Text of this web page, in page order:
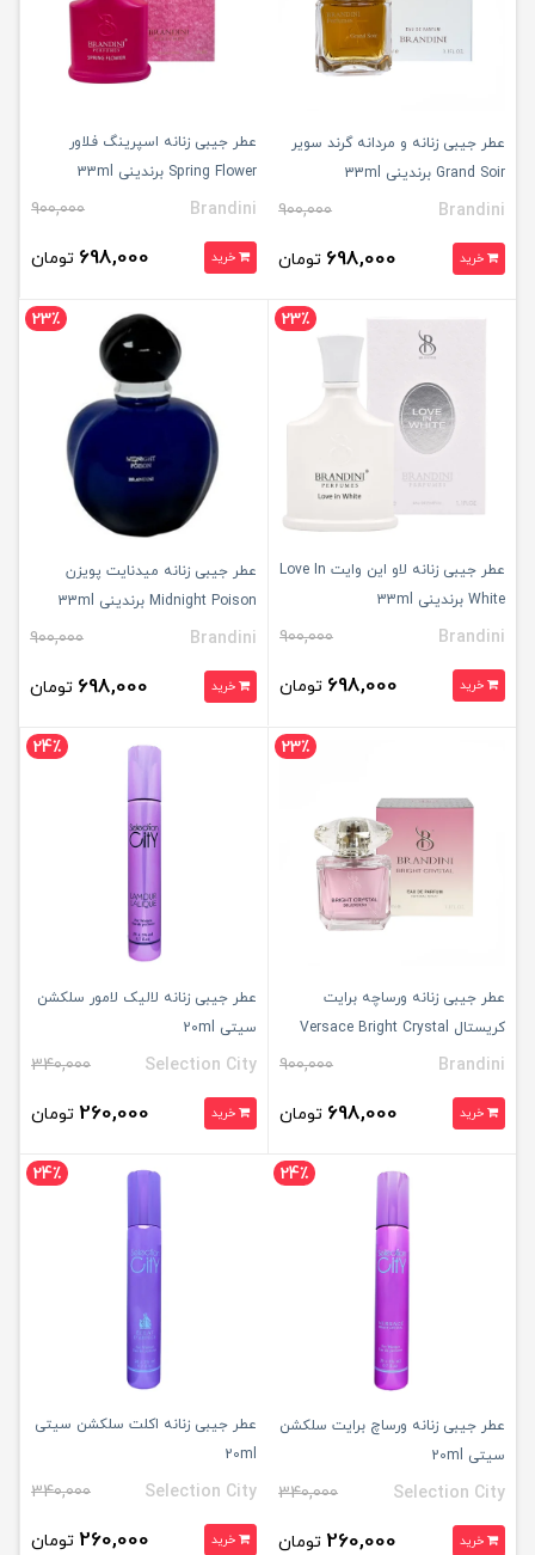
عطر جیبی زنانه و مردانه گرند سویر
Grand Soir برندینی 33ml
Brandini
900,000
خرید 698,000 تومان
عطر جیبی زنانه اسپرینگ فلاور
Spring Flower برندینی 33ml
Brandini
900,000
خرید 698,000 تومان
23٪
عطر جیبی زنانه لاو این وایت Love In
White برندینی 33ml
Brandini
900,000
خرید 698,000 تومان
23٪
عطر جیبی زنانه میدنایت پویزن
Midnight Poison برندینی 33ml
Brandini
900,000
خرید 698,000 تومان
23٪
عطر جیبی زنانه ورساچه برایت
کریستال Versace Bright Crystal
برندینی 33ml
Brandini
900,000
خرید 698,000 تومان
24٪
عطر جیبی زنانه لالیک لامور سلکشن
سیتی 20ml
Selection City
340,000
خرید 260,000 تومان
24٪
عطر جیبی زنانه ورساچ برایت سلکشن
سیتی 20ml
Selection City
340,000
خرید 260,000 تومان
24٪
عطر جیبی زنانه اکلت سلکشن سیتی
20ml
Selection City
340,000
خرید 260,000 تومان